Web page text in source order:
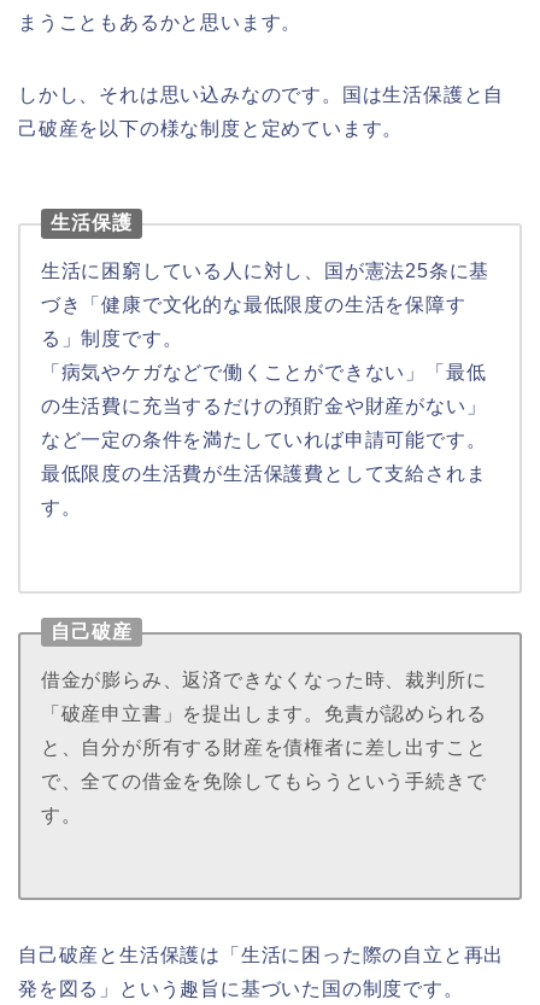
まうこともあるかと思います。
しかし、それは思い込みなのです。国は生活保護と自
己破産を以下の様な制度と定めています。
生活保護
生活に困窮している人に対し、国が憲法25条に基
づき「健康で文化的な最低限度の生活を保障す
る」制度です。
「病気やケガなどで働くことができない」「最低
の生活費に充当するだけの預貯金や財産がない」
など一定の条件を満たしていれば申請可能です。
最低限度の生活費が生活保護費として支給されま
す 。
自己破産
借金が膨らみ、返済できなくなった時、裁判所に
「破産申立書」を提出します。免責が認められる
と、自分が所有する財産を債権者に差し出すこと
で、全ての借金を免除してもらう という手続きで
す。
自己破産と生活保護は「生活に困った際の自立と再出
発を図る」という趣旨に基づいた国の制度です。